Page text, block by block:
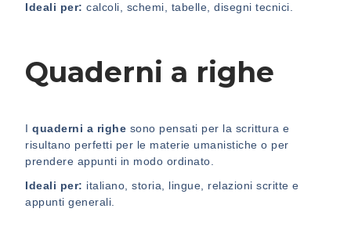
Ideali per: calcoli, schemi, tabelle, disegni tecnici.
Quaderni a righe
Iquaderni a righe sono pensati per la scrittura e
risultano perfetti per le materie umanistiche o per
prendere appunti in modo ordinato.
Ideali per: italiano, storia, lingue, relazioni scritte e
appunti generali.